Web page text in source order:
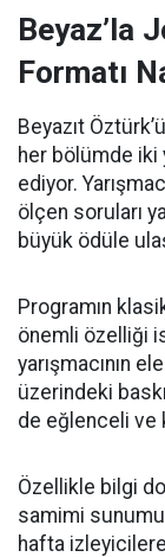
Beyaz’la
Formatı
Beyazıt
her bölümde iki
ediyor.
ölçen soruları
büyük ödüle
Programın
önemli özelliği
yarışmacının
üzerindeki
de eğlenceli ve
Özellikle bilgi
samimi
hafta